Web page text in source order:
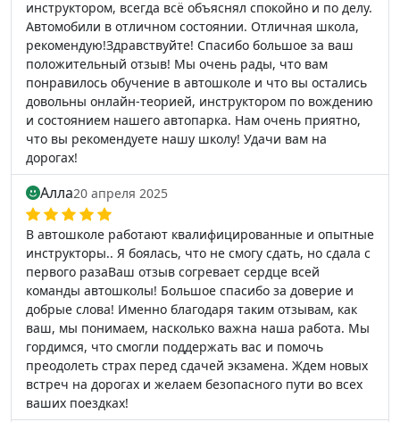
инструктором, всегда всё объяснял спокойно и по делу.
Автомобили в отличном состоянии. Отличная школа,
рекомендую!Здравствуйте! Спасибо большое за ваш
положительный отзыв! Мы очень рады, что вам
понравилось обучение в автошколе и что вы остались
довольны онлайн-теорией, инструктором по вождению
и состоянием нашего автопарка. Нам очень приятно,
что вы рекомендуете нашу школу! Удачи вам на
дорогах!
Алла20 апреля 2025
В автошколе работают квалифицированные и опытные
инструкторы.. Я боялась, что не смогу сдать, но сдала с
первого разаВаш отзыв согревает сердце всей
команды автошколы! Большое спасибо за доверие и
добрые слова! Именно благодаря таким отзывам, как
ваш, мы понимаем, насколько важна наша работа. Мы
гордимся, что смогли поддержать вас и помочь
преодолеть страх перед сдачей экзамена. Ждем новых
встреч на дорогах и желаем безопасного пути во всех
ваших поездках!